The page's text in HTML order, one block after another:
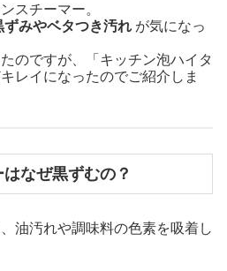
スチーマー。
ずみやベタつき汚れ が気になっ
のですが、「キッチン泡ハイタ
レイになったのでご紹介しま
なぜ黒ずむの？
油汚れや調味料の色素を吸着し